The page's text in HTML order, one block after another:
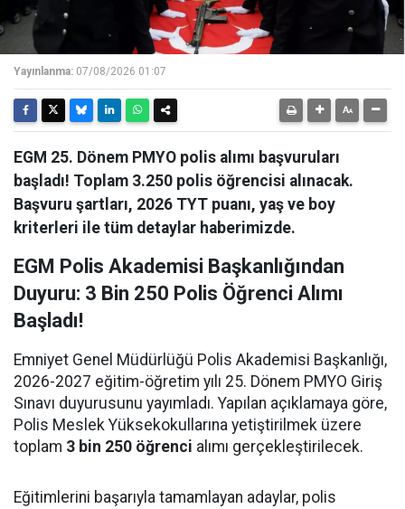
Yayınlanma: 07/08/2026 01:07
EGM 25. Dönem PMYO polis alımı başvuruları
başladı! Toplam 3.250 polis öğrencisi alınacak.
Başvuru şartları, 2026 TYT puanı, yaş ve boy
kriterleri ile tüm detaylar haberimizde.
EGM Polis Akademisi Başkanlığından
Duyuru: 3 Bin 250 Polis Öğrenci Alımı
Başladı!
Emniyet Genel Müdürlüğü Polis Akademisi Başkanlığı,
2026-2027 eğitim-öğretim yılı 25. Dönem PMYO Giriş
Sınavı duyurusunu yayımladı. Yapılan açıklamaya göre,
Polis Meslek Yüksekokullarına yetiştirilmek üzere
toplam 3 bin 250 öğrenci alımı gerçekleştirilecek.
Eğitimlerini başarıyla tamamlayan adaylar, polis